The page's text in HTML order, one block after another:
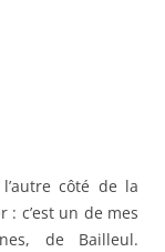
côté de la
c’est un de mes
de Bailleul.